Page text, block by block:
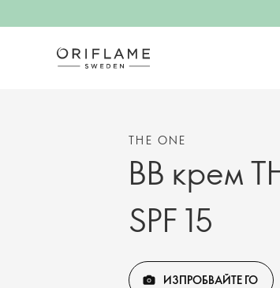
THE ONE
BB крем
SPF 15
ИЗПРОБВАЙТЕ ГО